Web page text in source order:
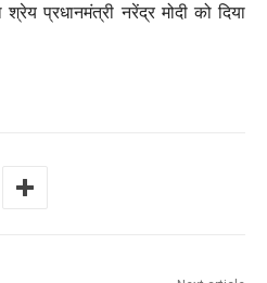
प्रधानमंत्री नरेंद्र मोदी को दिया